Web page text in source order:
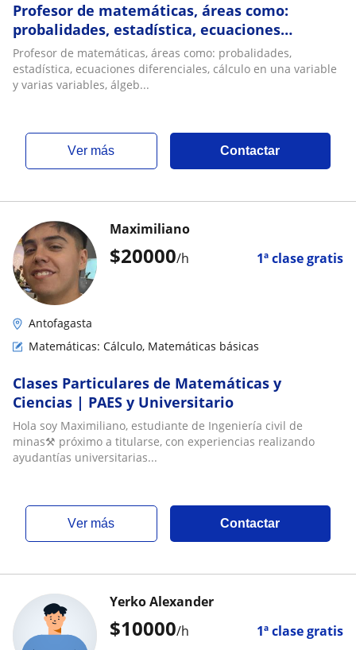
Profesor de matemáticas, áreas como:
probalidades, estadística, ecuaciones
diferenciales, cálculo en una variable y varias
variabl
Profesor de matemáticas, áreas como: probalidades,
estadística, ecuaciones diferenciales, cálculo en una variable
y varias variables, álgeb...
ver más Contactar
$20000/h 1ª clase gratis
Maximiliano
Antofagasta
Matemáticas: Cálculo, Matemáticas básicas
Clases Particulares de Matemáticas y
Ciencias | PAES y Universitario
Hola soy Maximiliano, estudiante de Ingeniería civil de
minas⚒️ próximo a titularse, con experiencias realizando
ayudantías universitarias...
ver más Contactar
$10000/h 1ª clase gratis
Yerko Alexander